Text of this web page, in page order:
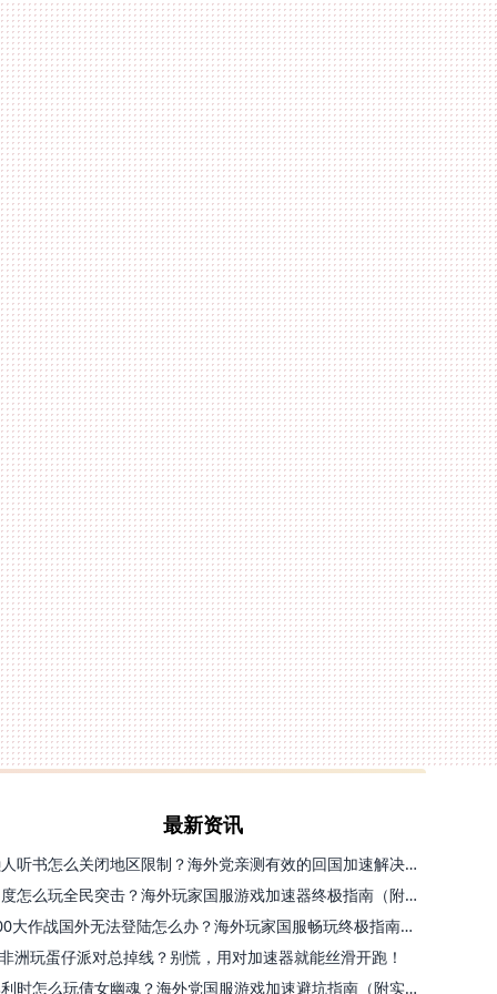
最新资讯
懒人听书怎么关闭地区限制？海外党亲测有效的回国加速解决方案
印度怎么玩全民突击？海外玩家国服游戏加速器终极指南（附原神延迟优化+精灵之境加速器选择）
300大作战国外无法登陆怎么办？海外玩家国服畅玩终极指南（附实测推荐）
非洲玩蛋仔派对总掉线？别慌，用对加速器就能丝滑开跑！
比利时怎么玩倩女幽魂？海外党国服游戏加速避坑指南（附实测推荐）